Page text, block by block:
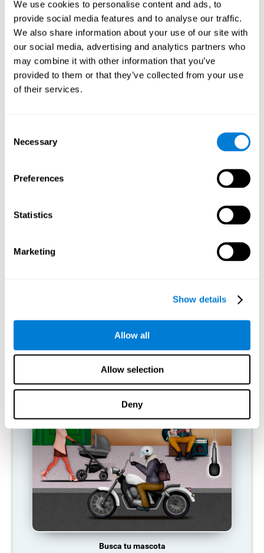
We use cookies to personalise content and ads, to
provide social media features and to analyse our traffic.
We also share information about your use of our site with
our social media, advertising and analytics partners who
may combine it with other information that you’ve
provided to them or that they’ve collected from your use
of their services.
Selection
Necessary
Preferences
Statistics
Marketing
Show details
Allow all
Allow selection
Deny
El juego Vuélveme Loco ayuda a ejercitar la planificación y la
memoria visual. Estimular de manera consistente estas
habilidades, puede ayudar a crear nuevas sinapsis, y a que los
circuitos neuronales se reorganicen y mejoren las funciones
cognitivas.
2ª SEMANA 3ª SEMANA
Proyección gráfica orientativa de las redes neuronales después
¿Qué pasa cuando no entreno mis
capacidades cognitivas?
que tiende a eliminar las conexiones que no se usan. De este
modo, si no se emplea normalmente una habilidad cognitiva, el
vuelve menos hábiles para emplear dicha función cognitiva,
haciéndonos menos eficaces en las actividades de nuestro día a
día.
JUEGOS RECOMENDADOS
Busca tu mascota